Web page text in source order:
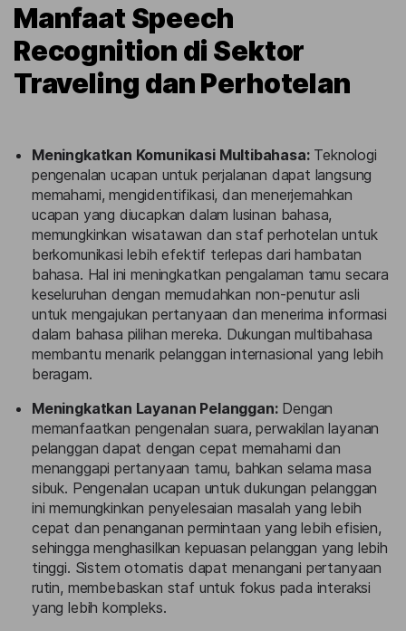
Manfaat Speech
Recognition di Sektor
Traveling dan Perhotelan
Meningkatkan Komunikasi Multibahasa:Teknologi
pengenalan ucapan untuk perjalanan dapat langsung
memahami, mengidentifikasi, dan menerjemahkan
ucapan yang diucapkan dalam lusinan bahasa,
memungkinkan wisatawan dan staf perhotelan untuk
berkomunikasi lebih efektif terlepas dari hambatan
bahasa. Hal ini meningkatkan pengalaman tamu secara
keseluruhan dengan memudahkan non-penutur asli
untuk mengajukan pertanyaan dan menerima informasi
dalam bahasa pilihan mereka. Dukungan multibahasa
membantu menarik pelanggan internasional yang lebih
beragam.
Meningkatkan Layanan Pelanggan:Dengan
memanfaatkan pengenalan suara, perwakilan layanan
pelanggan dapat dengan cepat memahami dan
menanggapi pertanyaan tamu, bahkan selama masa
sibuk. Pengenalan ucapan untuk dukungan pelanggan
ini memungkinkan penyelesaian masalah yang lebih
cepat dan penanganan permintaan yang lebih efisien,
sehingga menghasilkan kepuasan pelanggan yang lebih
tinggi. Sistem otomatis dapat menangani pertanyaan
rutin, membebaskan staf untuk fokus pada interaksi
yang lebih kompleks.